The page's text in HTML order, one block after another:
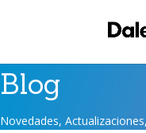
Blog
Novedades,